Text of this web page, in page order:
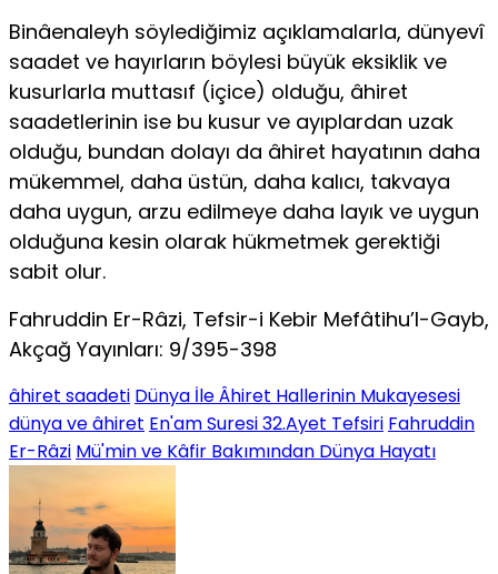
Binâenaleyh söylediğimiz açıklamalarla, dünyevî
saadet ve hayırların böylesi büyük eksiklik ve
kusurlarla muttasıf (içice) olduğu, âhiret
saadetlerinin ise bu kusur ve ayıplardan uzak
olduğu, bundan dolayı da âhiret hayatının daha
mükemmel, daha üstün, daha kalıcı, takvaya
daha uygun, arzu edilmeye daha layık ve uygun
olduğuna kesin olarak hükmetmek gerektiği
sabit olur.
Fahruddin Er-Râzi, Tefsir-i Kebir Mefâtihu’l-Gayb,
Akçağ Yayınları: 9/395-398
âhiret saadeti Dünya İle Âhiret Hallerinin Mukayesesi
dünya ve âhiret En'am Suresi 32.Ayet Tefsiri Fahruddin
Er-Râzi Mü'min ve Kâfir Bakımından Dünya Hayatı